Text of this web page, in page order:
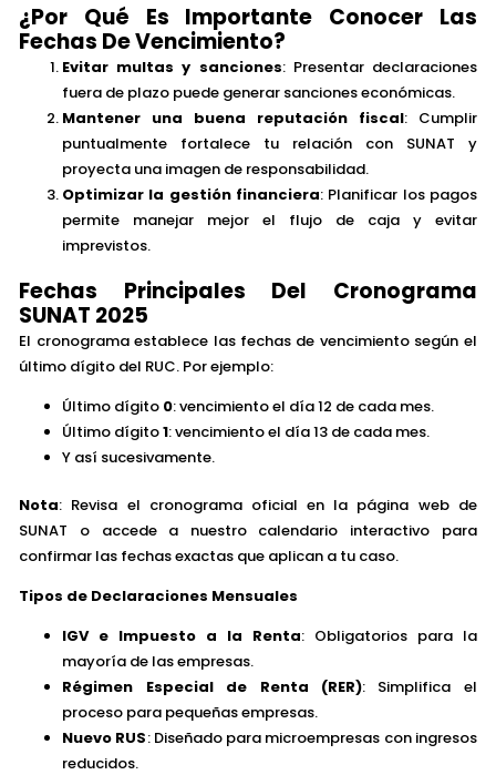
¿Por Qué Es Importante Conocer Las
Fechas De Vencimiento?
Evitar multas y sanciones: Presentar declaraciones
fuera de plazo puede generar sanciones económicas.
Mantener una buena reputación fiscal: Cumplir
puntualmente fortalece tu relación con SUNAT y
proyecta una imagen de responsabilidad.
Optimizar la gestión financiera: Planificar los pagos
permite manejar mejor el flujo de caja y evitar
imprevistos.
Fechas Principales Del Cronograma
SUNAT 2025
El cronograma establece las fechas de vencimiento según el
último dígito del RUC. Por ejemplo:
Último dígito 0: vencimiento el día 12 de cada mes.
Último dígito1: vencimiento el día 13 de cada mes.
Y así sucesivamente.
Nota: Revisa el cronograma oficial en la página web de
SUNAT o accede a nuestro calendario interactivo para
confirmar las fechas exactas que aplican a tu caso.
Tipos de Declaraciones Mensuales
IGV e Impuesto a la Renta: Obligatorios para la
mayoría de las empresas.
Régimen Especial de Renta (RER): Simplifica el
proceso para pequeñas empresas.
Nuevo RUS: Diseñado para microempresas con ingresos
reducidos.